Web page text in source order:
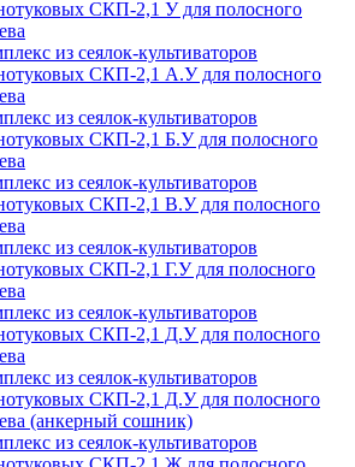
СКП-2,1 У для полосного
из сеялок-культиваторов
СКП-2,1 А.У для полосного
из сеялок-культиваторов
СКП-2,1 Б.У для полосного
из сеялок-культиваторов
СКП-2,1 В.У для полосного
из сеялок-культиваторов
СКП-2,1 Г.У для полосного
из сеялок-культиваторов
СКП-2,1 Д.У для полосного
из сеялок-культиваторов
СКП-2,1 Д.У для полосного
(анкерный сошник)
из сеялок-культиваторов